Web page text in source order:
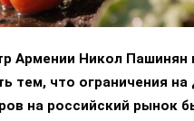
Армении Никол Пашинян
тем, что ограничения на
на российский рынок